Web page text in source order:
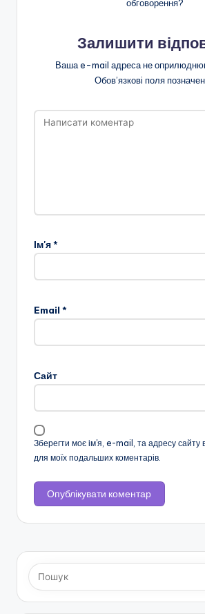
в
Р
і
в
н
е
с
ь
ї
о
б
л
с
н
о
обговорення?
Залишити
Ваша e-mail адреса не
Обов’язкові поля
Ім'я*
Email *
Сайт
Зберегти моє ім'я, e-mail, та адресу сайту
для моїх подальших коментарів.